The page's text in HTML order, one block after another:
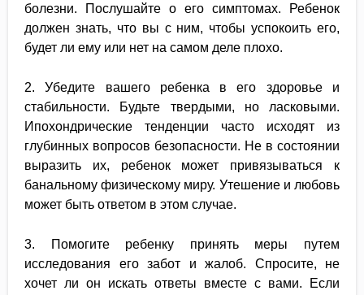
болезни. Послушайте о его симптомах. Ребенок
должен знать, что вы с ним, чтобы успокоить его,
будет ли ему или нет на самом деле плохо.
2. Убедите вашего ребенка в его здоровье и
стабильности. Будьте твердыми, но ласковыми.
Ипохондрические тенденции часто исходят из
глубинных вопросов безопасности. Не в состоянии
выразить их, ребенок может привязываться к
банальному физическому миру. Утешение и любовь
может быть ответом в этом случае.
3. Помогите ребенку принять меры путем
исследования его забот и жалоб. Спросите, не
хочет ли он искать ответы вместе с вами. Если